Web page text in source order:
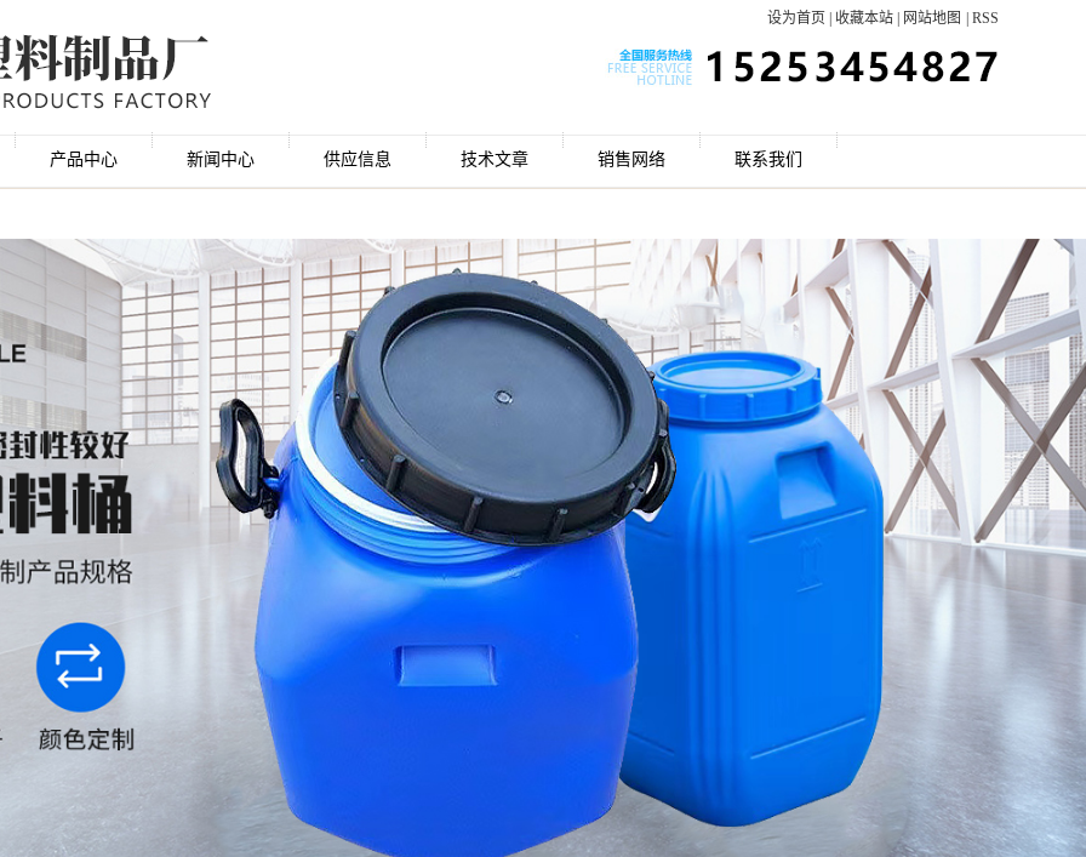
设为首页 收藏本站 网站地图 RSS
产品中心 新闻中心 供应信息 技术文章 销售网络 联系我们